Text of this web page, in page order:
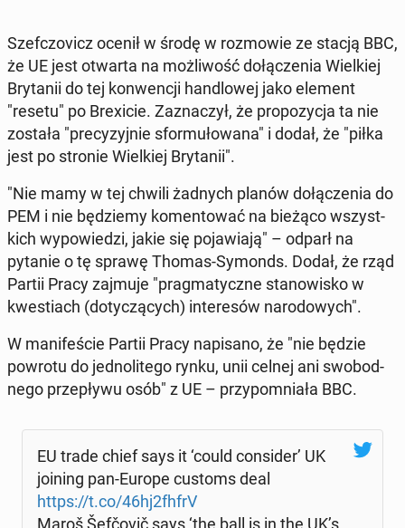
Szef­czo­vicz ocenił w środę w roz­mo­wie ze stacją BBC,
że UE jest otwarta na moż­li­wość do­łą­cze­nia Wiel­kiej
Bry­ta­nii do tej kon­wen­cji han­dlo­wej jako element
"resetu" po Bre­xi­cie. Za­zna­czył, że pro­po­zy­cja ta nie
została "pre­cy­zyj­nie sfor­mu­ło­wa­na" i dodał, że "piłka
jest po stronie Wiel­kiej Bry­ta­nii".
"Nie mamy w tej chwili żadnych planów do­łą­cze­nia do
PEM i nie bę­dzie­my ko­men­to­wać na bieżąco wszyst­
kich wy­po­wie­dzi, jakie się po­ja­wia­ją" – odparł na
pytanie o tę sprawę Thomas-Symonds. Dodał, że rząd
Partii Pracy zajmuje "prag­ma­tycz­ne sta­no­wi­sko w
kwe­stiach (do­ty­czą­cych) in­te­re­sów na­ro­do­wych".
W ma­ni­fe­ście Partii Pracy na­pi­sa­no, że "nie będzie
powrotu do jed­no­li­te­go rynku, unii celnej ani swo­bod­
ne­go prze­pły­wu osób" z UE – przy­po­mnia­ła BBC.
EU trade chief says it ‘could con­si­der’ UK
joining pan-Europe customs deal
https://t.co/46hj2fhfrV
Maroš Še­fčo­vič says ‘the ball is in the UK’s